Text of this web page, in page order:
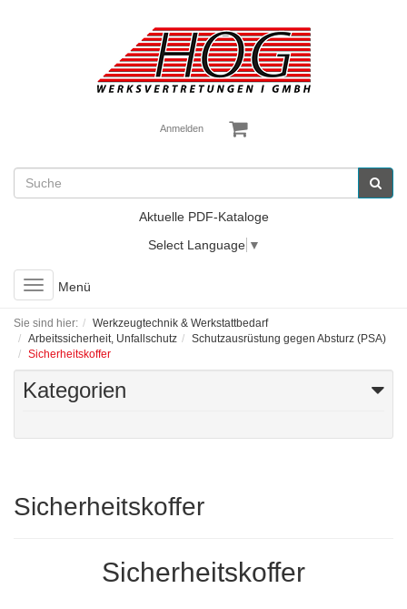
Anmelden
Aktuelle PDF-Kataloge
Select Language ▼
Toggle
navigation
Menü
Sie sind hier:
Werkzeugtechnik & Werkstattbedarf
Arbeitssicherheit, Unfallschutz
Schutzausrüstung gegen Absturz (PSA)
Sicherheitskoffer
Kategorien
Sicherheitskoffer
Sicherheitskoffer